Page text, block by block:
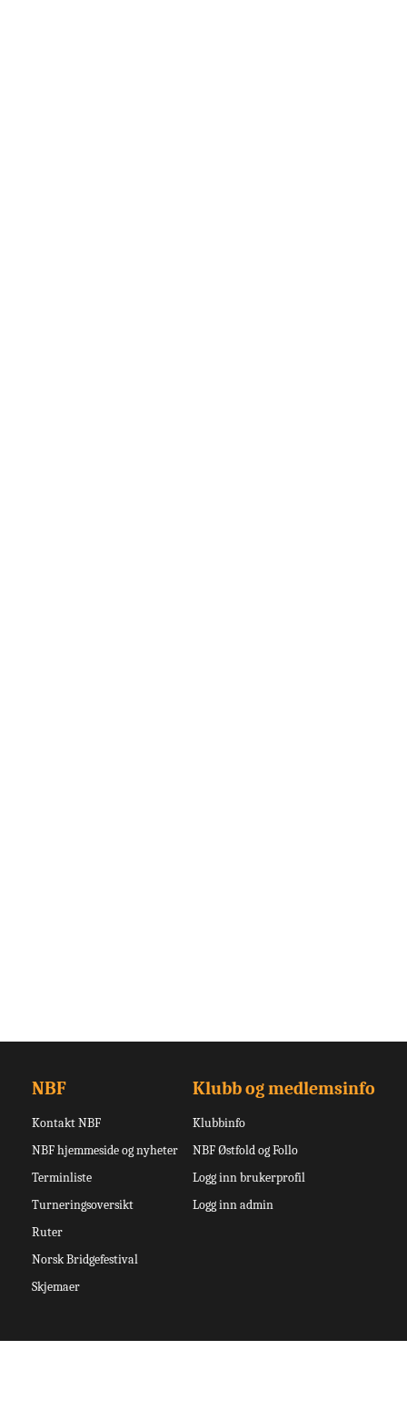
NBF
Kontakt NBF
NBF hjemmeside og nyheter
Terminliste
Turneringsoversikt
Ruter
Norsk Bridgefestival
Skjemaer
Klubb og medlemsinfo
Klubbinfo
NBF Østfold og Follo
Logg inn brukerprofil
Logg inn admin